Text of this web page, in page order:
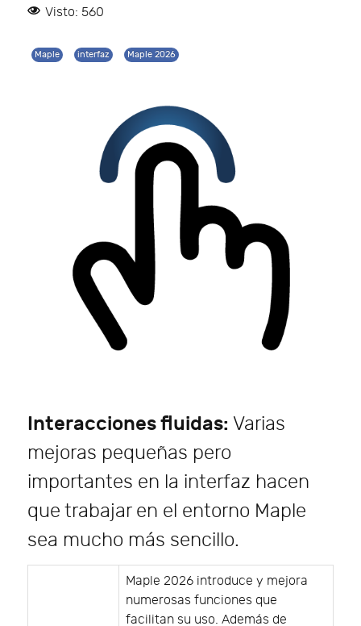
Visto: 560
Maple interfaz Maple 2026
Interacciones fluidas: Varias
mejoras pequeñas pero
importantes en la interfaz hacen
que trabajar en el entorno Maple
sea mucho más sencillo.
Maple 2026 introduce y mejora
numerosas funciones que
facilitan su uso. Además de